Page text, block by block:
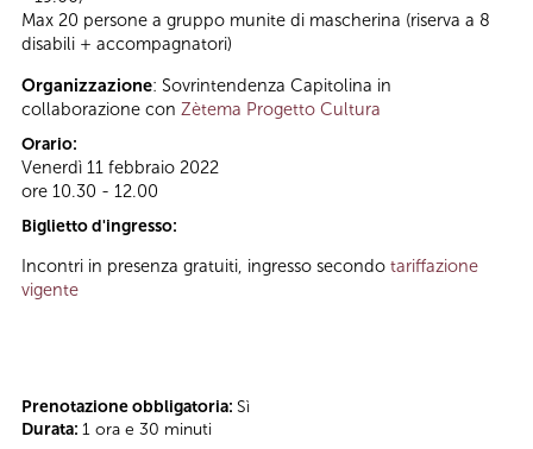
Max 20 persone a gruppo munite di mascherina (riserva a 8
disabili + accompagnatori)
Organizzazione: Sovrintendenza Capitolina in
collaborazione con Zètema Progetto Cultura
Orario:
Venerdì 11 febbraio 2022
ore 10.30 - 12.00
Biglietto d'ingresso:
Incontri in presenza gratuiti, ingresso secondo tariffazione
vigente
Prenotazione obbligatoria: Sì
Durata: 1 ora e 30 minuti